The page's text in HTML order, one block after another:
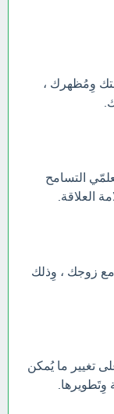
وِمُظهرك ،
التسامح
العلاقة.
مع زوجك ، وِذلك
تغيير ما يُمكن